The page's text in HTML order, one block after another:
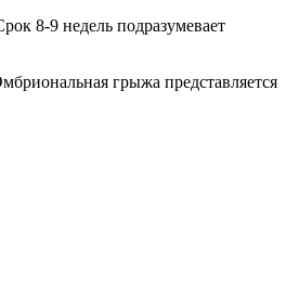
8-9 недель подразумевает
грыжа представляется